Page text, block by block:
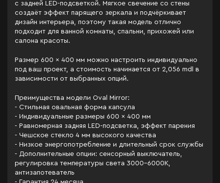
с задней LED-подсветкой. Мягкое свечение со стены
создаёт эффект парящего зеркала и подчёркивает
дизайн интерьера, поэтому такая модель отлично
подходит для ванной комнаты, спальни, прихожей или
салона красоты.
Размер 600 × 400 мм можно настроить индивидуально
под ваш проект, а стоимость начинается от 2,056 mdl в
зависимости от выбранных опций.
Преимущества модели Oval Mirror:
- Стильная овальная форма капсула
- Индивидуальные размеры 600 × 400 мм
- Равномерная задняя LED-подсветка, эффект парения
- Чешское стекло 4 мм высокого качества
- Низкое энергопотребление и длительный срок службы
- Дополнительные опции: сенсорный выключатель,
регулировка температуры света 3000–6000K,
антизапотеватель